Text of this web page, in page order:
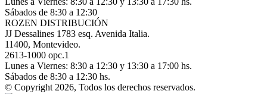
Sábados de 8:30 a 12:30
ROZEN DISTRIBUCIÓN
JJ Dessalines 1783 esq. Avenida Italia.
11400, Montevideo.
2613-1000 opc.1
Lunes a Viernes: 8:30 a 12:30 y 13:30 a 17:00 hs.
Sábados de 8:30 a 12:30 hs.
© Copyright 2026, Todos los derechos reservados.